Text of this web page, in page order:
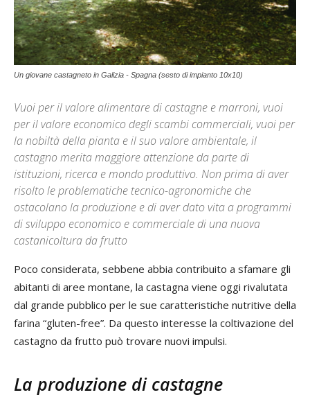
Un giovane castagneto in Galizia - Spagna (sesto di impianto 10x10)
Vuoi per il valore alimentare di castagne e marroni, vuoi
per il valore economico degli scambi commerciali, vuoi per
la nobiltà della pianta e il suo valore ambientale, il
castagno merita maggiore attenzione da parte di
istituzioni, ricerca e mondo produttivo. Non prima di aver
risolto le problematiche tecnico-agronomiche che
ostacolano la produzione e di aver dato vita a programmi
di sviluppo economico e commerciale di una nuova
castanicoltura da frutto
Poco considerata, sebbene abbia contribuito a sfamare gli
abitanti di aree montane, la castagna viene oggi rivalutata
dal grande pubblico per le sue caratteristiche nutritive della
farina “gluten-free”. Da questo interesse la coltivazione del
castagno da frutto può trovare nuovi impulsi.
La produzione di castagne